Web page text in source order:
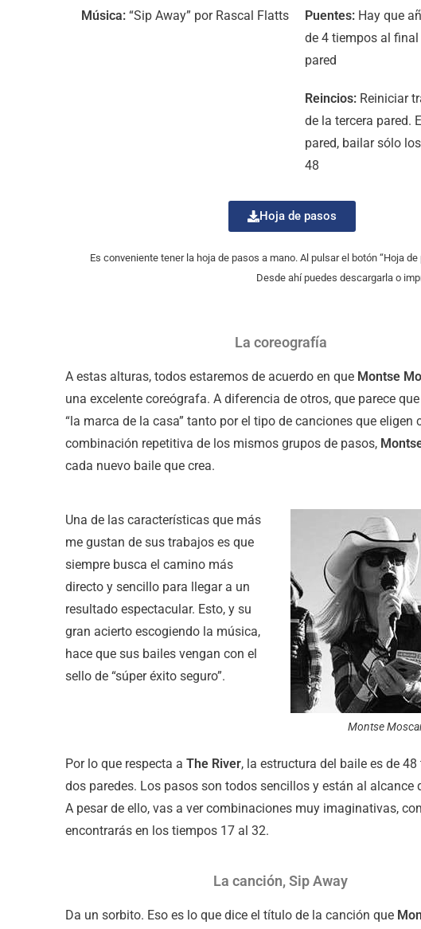
Música:“Sip Away” por Rascal Flatts Puentes:Hay que
de 4 tiempos al final
pared
Reincios:Reiniciar
de la tercera pared.
pared, bailar sólo
48
Hoja de pasos
Es conveniente tener la hoja de pasos a mano. Al pulsar el botón “Hoja
Desde ahí puedes descargarla o
La coreografía
A estas alturas, todos estaremos de acuerdo en que Montse
una excelente coreógrafa. A diferencia de otros, que parece
“la marca de la casa” tanto por el tipo de canciones que eligen
combinación repetitiva de los mismos grupos de pasos,
cada nuevo baile que crea.
Una de las características que más
me gustan de sus trabajos es que
siempre busca el camino más
directo y sencillo para llegar a un
resultado espectacular. Esto, y su
gran acierto escogiendo la música,
hace que sus bailes vengan con el
sello de “súper éxito seguro”.
Montse
Por lo que respecta a The River, la estructura del baile es de
dos paredes. Los pasos son todos sencillos y están al alcance
A pesar de ello, vas a ver combinaciones muy imaginativas,
encontrarás en los tiempos 17 al 32.
La canción, Sip Away
Da un sorbito. Eso es lo que dice el título de la canción que